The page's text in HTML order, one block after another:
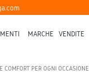
MARCHE VENDITE
COMFORT PER OGNI OCCASIONE